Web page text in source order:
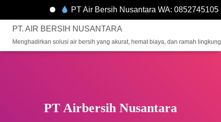
PT Air Bersih Nusantara WA: 085274510548
PT. AIR BERSIH NUSANTARA
Menghadirkan solusi air bersih yang akurat, hemat biaya, dan ramah
PT Airbersih Nusantara